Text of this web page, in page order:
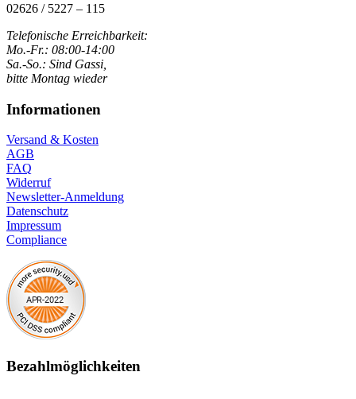
02626 / 5227 – 115
Telefonische Erreichbarkeit:
Mo.-Fr.: 08:00-14:00
Sa.-So.: Sind Gassi,
bitte Montag wieder
Informationen
Versand & Kosten
AGB
FAQ
Widerruf
Newsletter-Anmeldung
Datenschutz
Impressum
Compliance
Bezahlmöglichkeiten